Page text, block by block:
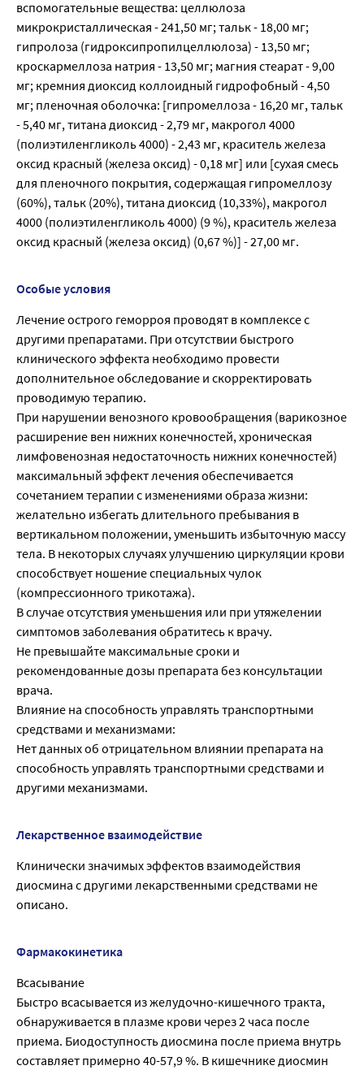
вспомогательные вещества: целлюлоза
микрокристаллическая - 241,50 мг; тальк - 18,00 мг;
гипролоза (гидроксипропилцеллюлоза) - 13,50 мг;
кроскармеллоза натрия - 13,50 мг; магния стеарат - 9,00
мг; кремния диоксид коллоидный гидрофобный - 4,50
мг; пленочная оболочка: [гипромеллоза - 16,20 мг, тальк
- 5,40 мг, титана диоксид - 2,79 мг, макрогол 4000
(полиэтиленгликоль 4000) - 2,43 мг, краситель железа
оксид красный (железа оксид) - 0,18 мг] или [сухая смесь
для пленочного покрытия, содержащая гипромеллозу
(60%), тальк (20%), титана диоксид (10,33%), макрогол
4000 (полиэтиленгликоль 4000) (9 %), краситель железа
оксид красный (железа оксид) (0,67 %)] - 27,00 мг.
Особые условия
Лечение острого геморроя проводят в комплексе с
другими препаратами. При отсутствии быстрого
клинического эффекта необходимо провести
дополнительное обследование и скорректировать
проводимую терапию.
При нарушении венозного кровообращения (варикозное
расширение вен нижних конечностей, хроническая
лимфовенозная недостаточность нижних конечностей)
максимальный эффект лечения обеспечивается
сочетанием терапии с изменениями образа жизни:
желательно избегать длительного пребывания в
вертикальном положении, уменьшить избыточную массу
тела. В некоторых случаях улучшению циркуляции крови
способствует ношение специальных чулок
(компрессионного трикотажа).
В случае отсутствия уменьшения или при утяжелении
симптомов заболевания обратитесь к врачу.
Не превышайте максимальные сроки и
рекомендованные дозы препарата без консультации
врача.
Влияние на способность управлять транспортными
средствами и механизмами:
Нет данных об отрицательном влиянии препарата на
способность управлять транспортными средствами и
другими механизмами.
Лекарственное взаимодействие
Клинически значимых эффектов взаимодействия
диосмина с другими лекарственными средствами не
описано.
Фармакокинетика
Всасывание
Быстро всасывается из желудочно-кишечного тракта,
обнаруживается в плазме крови через 2 часа после
приема. Биодоступность диосмина после приема внутрь
составляет примерно 40-57,9 %. В кишечнике диосмин